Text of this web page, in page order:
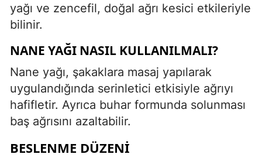
yağı ve zencefil, doğal ağrı kesici etkileriyle
bilinir.
NANE YAĞI NASIL KULLANILMALI?
Nane yağı, şakaklara masaj yapılarak
uygulandığında serinletici etkisiyle ağrıyı
hafifletir. Ayrıca buhar formunda solunması
baş ağrısını azaltabilir.
BESLENME DÜZENI